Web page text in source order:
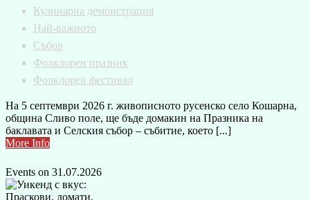
Кулинарна демонстрация
Най-важното
Събор
Фолклорен празник
Фолклорен фестивал
На 5 септември 2026 г. живописното русенско село Кошарна,
община Сливо поле, ще бъде домакин на Празника на
баклавата и Селския събор – събитие, което [...]
More Info
Events on 31.07.2026